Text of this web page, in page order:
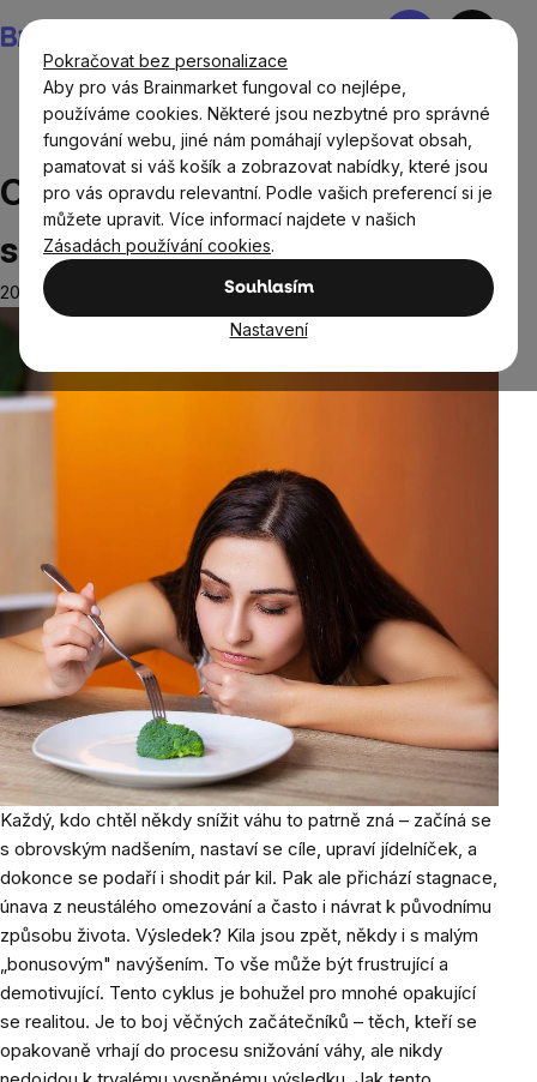
Pokračovat bez personalizace
Aby pro vás Brainmarket fungoval co nejlépe,
používáme cookies. Některé jsou nezbytné pro správné
fungování webu, jiné nám pomáhají vylepšovat obsah,
pamatovat si váš košík a zobrazovat nabídky, které jsou
pro vás opravdu relevantní. Podle vašich preferencí si je
můžete upravit. Více informací najdete v našich
Zásadách používání cookies.
Souhlasím
Nastavení
na
obsah
Nákupní
Blog Opakované začátky diet: Jak se z toho vymanit
Opakované začátky diet: Jak
se z toho vymanit
20.8.2025
Každý, kdo chtěl někdy snížit váhu to patrně zná – začíná se
s obrovským nadšením, nastaví se cíle, upraví jídelníček, a
dokonce se podaří i shodit pár kil. Pak ale přichází stagnace,
únava z neustálého omezování a často i návrat k původnímu
způsobu života. Výsledek? Kila jsou zpět, někdy i s malým
„bonusovým" navýšením. To vše může být frustrující a
demotivující. Tento cyklus je bohužel pro mnohé opakující
se realitou. Je to boj věčných začátečníků – těch, kteří se
opakovaně vrhají do procesu snižování váhy, ale nikdy